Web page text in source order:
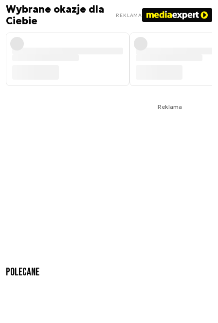
Wybrane okazje dla
Ciebie
REKLAMA
Reklama
Polecane